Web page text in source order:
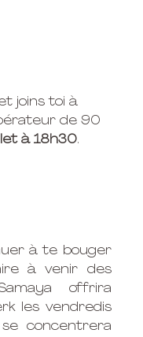
joins toi à
de 90
à 18h30.
à te bouger
à venir des
offrira
les vendredis
concentrera